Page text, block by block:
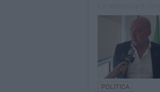
regionale del Partito
POLITICA